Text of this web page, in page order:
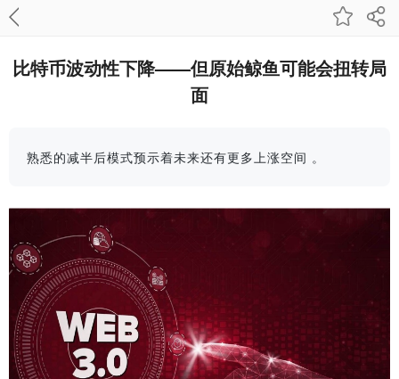
比特币波动性下降——但原始鲸鱼可能会扭转局
面
熟悉的减半后模式预示着未来还有更多上涨空间 。